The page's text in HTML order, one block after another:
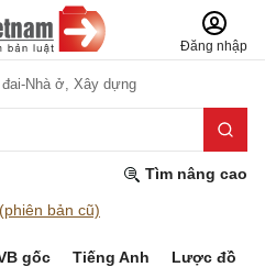
Đăng nhập
Nhà ở, Xây dựng
Tìm nâng cao
bản cũ)
gốc Tiếng Anh Lược đồ